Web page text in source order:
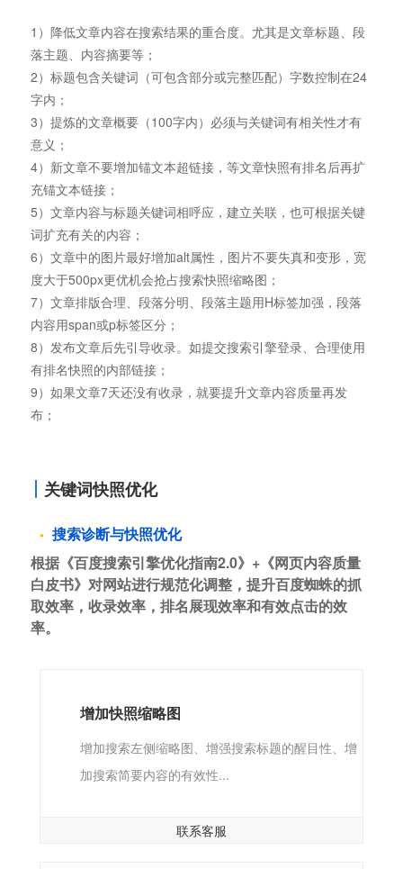
1）降低文章内容在搜索结果的重合度。尤其是文章标题、段
落主题、内容摘要等；
2）标题包含关键词（可包含部分或完整匹配）字数控制在24
字内；
3）提炼的文章概要（100字内）必须与关键词有相关性才有
意义；
4）新文章不要增加锚文本超链接，等文章快照有排名后再扩
充锚文本链接；
5）文章内容与标题关键词相呼应，建立关联，也可根据关键
词扩充有关的内容；
6）文章中的图片最好增加alt属性，图片不要失真和变形，宽
度大于500px更优机会抢占搜索快照缩略图；
7）文章排版合理、段落分明、段落主题用H标签加强，段落
内容用span或p标签区分；
8）发布文章后先引导收录。如提交搜索引擎登录、合理使用
有排名快照的内部链接；
9）如果文章7天还没有收录，就要提升文章内容质量再发
布；
关键词快照优化
搜索诊断与快照优化
根据《百度搜索引擎优化指南2.0》+《网页内容质量
白皮书》对网站进行规范化调整，提升百度蜘蛛的抓
取效率，收录效率，排名展现效率和有效点击的效
率。
增加快照缩略图
增加搜索左侧缩略图、增强搜索标题的醒目性、增
加搜索简要内容的有效性...
联系客服